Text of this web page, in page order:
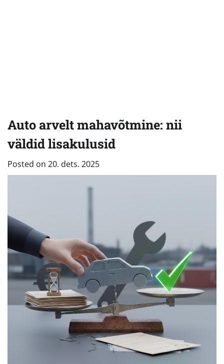
Auto arvelt mahavõtmine: nii
väldid lisakulusid
Posted on 20. dets. 2025